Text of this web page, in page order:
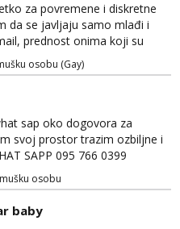
za povremene i diskretne
da se javljaju samo mlađi i
prednost onima koji su
mi je nebitno. Higijena i
na prvom mjestu,
do izgleda, sportski sam
osobu (Gay)
sap oko dogovora za
svoj prostor trazim ozbiljne i
SAPP 095 766 0399
osobu
baby